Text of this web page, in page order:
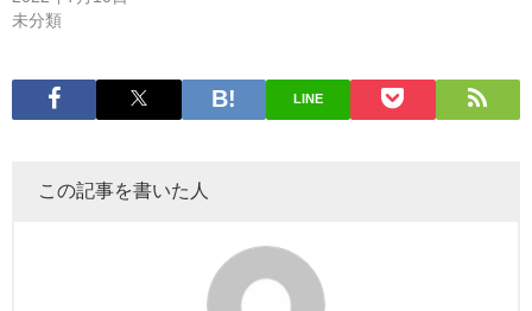
未分類
LINE
この記事を書いた人